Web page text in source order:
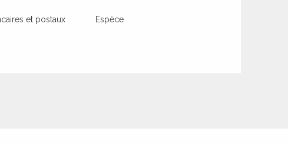
et postaux Espèce